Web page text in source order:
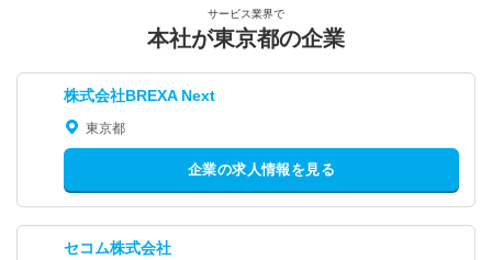
サービス業界で
本社が東京都の企業
株式会社BREXA Next
東京都
企業の求人情報を見る
セコム株式会社